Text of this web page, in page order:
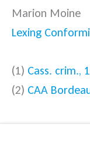
Marion Moine
Lexing
(1) Cass. crim.,
(2) CAA